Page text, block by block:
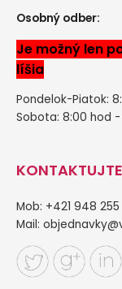
Osobný odber:
Je možný len
líšia
Pondelok-Piatok:
Sobota: 8:00 hod -
Mob: +421 948
Mail: